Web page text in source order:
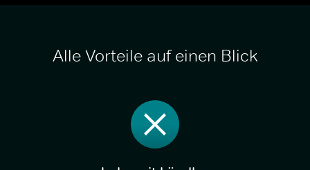
Alle Vorteile auf einen Blick